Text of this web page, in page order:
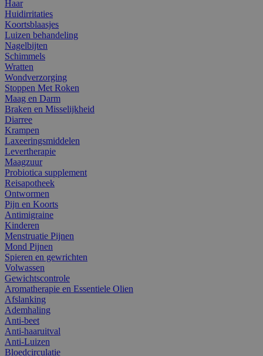
Haar
Huidirritaties
Koortsblaasjes
Luizen behandeling
Nagelbijten
Schimmels
Wratten
Wondverzorging
Stoppen Met Roken
Maag en Darm
Braken en Misselijkheid
Diarree
Krampen
Laxeeringsmiddelen
Levertherapie
Maagzuur
Probiotica supplement
Reisapotheek
Ontwormen
Pijn en Koorts
Antimigraine
Kinderen
Menstruatie Pijnen
Mond Pijnen
Spieren en gewrichten
Volwassen
Gewichtscontrole
Aromatherapie en Essentiele Olien
Afslanking
Ademhaling
Anti-beet
Anti-haaruitval
Anti-Luizen
Bloedcirculatie